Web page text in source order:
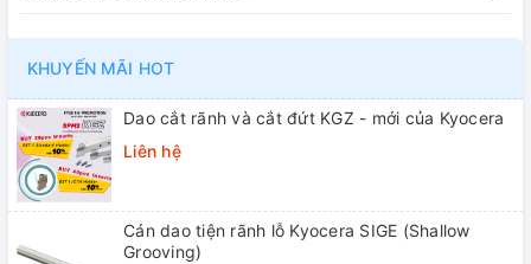
KHUYẾN MÃI HOT
Dao cắt rãnh và cắt đứt KGZ - mới của Kyocera
Liên hệ
Cán dao tiện rãnh lỗ Kyocera SIGE (Shallow
Grooving)